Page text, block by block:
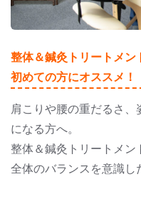
整体＆鍼灸トリートメ
初めての方にオススメ！
肩こりや腰の重だるさ
になる方へ。
整体＆鍼灸トリートメ
全体のバランスを意識し